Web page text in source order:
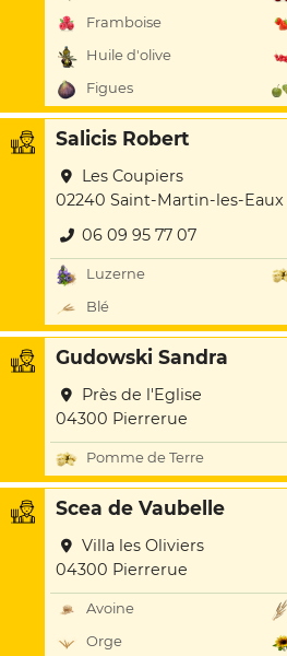
Framboise
Huile d'olive
Figues
Salicis Robert
Les Coupiers
02240 Saint-Martin-les-Eaux
06 09 95 77 07
Luzerne
Blé
Gudowski Sandra
Près de l'Eglise
04300 Pierrerue
Pomme de Terre
Scea de Vaubelle
Villa les Oliviers
04300 Pierrerue
Avoine
Orge